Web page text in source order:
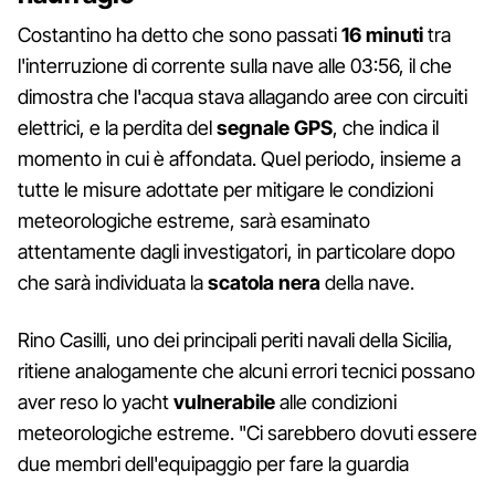
Costantino ha detto che sono passati16 minutitra
l'interruzione di corrente sulla nave alle 03:56, il che
dimostra che l'acqua stava allagando aree con circuiti
elettrici, e la perdita delsegnaleGPS, che indica il
momento in cui è affondata. Quel periodo, insieme a
tutte le misure adottate per mitigare le condizioni
meteorologiche estreme, sarà esaminato
attentamente dagli investigatori, in particolare dopo
che sarà individuata lascatola neradella nave.
Rino Casilli, uno dei principali periti navali della Sicilia,
ritiene analogamente che alcuni errori tecnici possano
aver reso lo yachtvulnerabilealle condizioni
meteorologiche estreme. "Ci sarebbero dovuti essere
due membri dell'equipaggio per fare la guardia